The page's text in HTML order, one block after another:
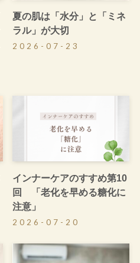
夏の肌は「水分」と「ミネ
ラル」が大切
2026-07-23
インナーケアのすすめ第10
回 「老化を早める糖化に
注意」
2026-07-20